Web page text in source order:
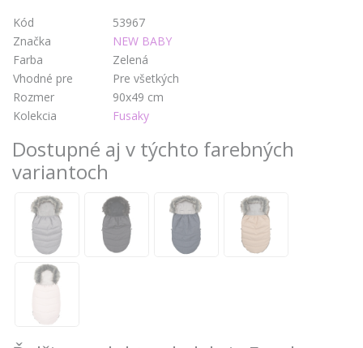
Kód
53967
Značka
NEW BABY
Farba
Zelená
Vhodné pre
Pre všetkých
Rozmer
90x49 cm
Kolekcia
Fusaky
Dostupné aj v týchto farebných
variantoch